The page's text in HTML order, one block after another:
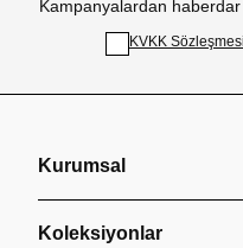
Kampanyalardan
KVKK
Kurumsal
Koleksiyonlar